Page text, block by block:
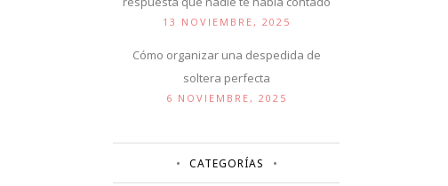
13 NOVIEMBRE, 2025
Cómo organizar una despedida de
soltera perfecta
6 NOVIEMBRE, 2025
CATEGORÍAS